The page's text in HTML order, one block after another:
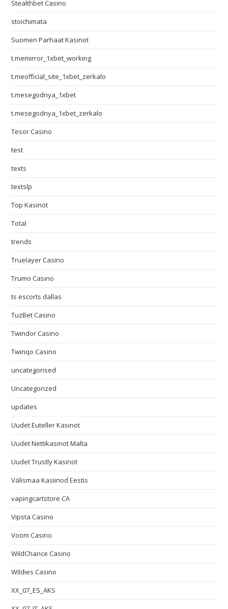
Stealthbet Casino
stoichimata
Suomen Parhaat Kasinot
t.memirror_1xbet_working
t.meofficial_site_1xbet_zerkalo
t.mesegodnya_1xbet
t.mesegodnya_1xbet_zerkalo
Tesor Casino
test
texts
textslp
Top Kasinot
Total
trends
Truelayer Casino
Trumo Casino
ts escorts dallas
TuzBet Casino
Twindor Casino
Twinqo Casino
uncategorised
Uncategorized
updates
Uudet Euteller Kasinot
Uudet Nettikasinot Malta
Uudet Trustly Kasinot
Välismaa Kasiinod Eestis
vapingcartstore CA
Vipsta Casino
Voom Casino
WildChance Casino
Wildies Casino
XX_07_ES_AKS